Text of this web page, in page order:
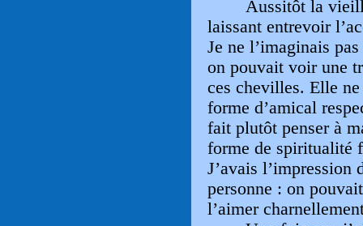
Aussitôt la
laissant entrevoir
Je ne l’imaginais
on pouvait voir une
ces chevilles. Elle
forme d’amical
fait plutôt penser à
forme de spiritualité
J’avais l’impression
personne : on
l’aimer